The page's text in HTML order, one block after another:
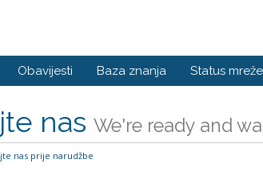
Obavijesti Baza znanja Status mreže
nas We're ready and
nas prije narudžbe